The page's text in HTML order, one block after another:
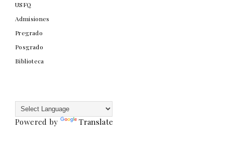
USFQ
Admisiones
Pregrado
Posgrado
Biblioteca
Powered by Translate